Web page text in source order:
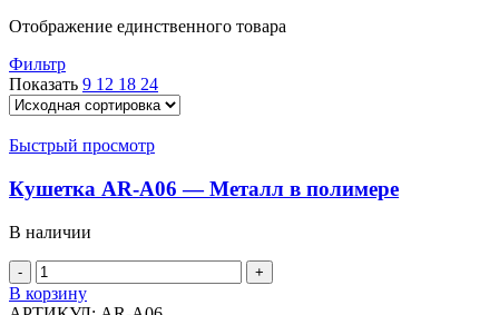
Отображение единственного товара
Фильтр
Показать 9 12 18 24
Быстрый просмотр
Кушетка AR-A06 — Металл в полимере
В наличии
Количество
товара
Кушетка
В корзину